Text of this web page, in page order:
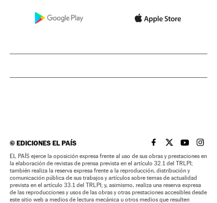
©EDICIONES EL PAÍS EL PAÍS BRASIL EN
EL PAÍSEL PAÍS
EL
EL PAÍS ejerce la oposición expresa frente al uso de sus obras y prestaciones en
la elaboración de revistas de prensa prevista en el artículo 32.1 del TRLPI;
también realiza la reserva expresa frente a la reproducción, distribución y
comunicación pública de sus trabajos y artículos sobre temas de actualidad
prevista en el artículo 33.1 del TRLPI; y, asimismo, realiza una reserva expresa
de las reproducciones y usos de las obras y otras prestaciones accesibles desde
este sitio web a medios de lectura mecánica u otros medios que resulten